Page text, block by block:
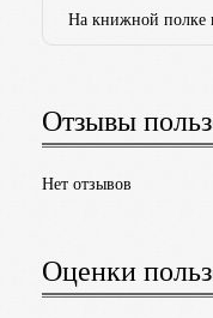
На книжной полке
Отзывы
Нет отзывов
Оценки